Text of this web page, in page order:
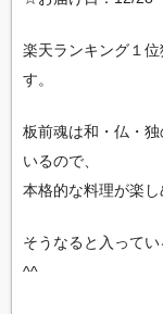
楽天ランキング１
す。
板前魂は和・仏・
いるので、
本格的な料理が楽し
そうなると入って
^^